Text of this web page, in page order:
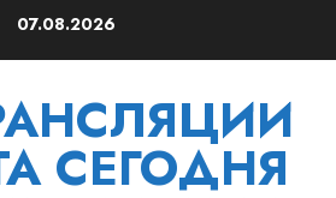
07.08.2026
СЕГОДНЯ